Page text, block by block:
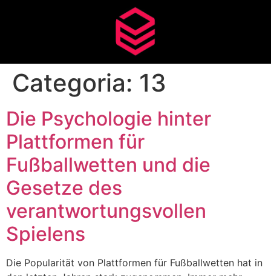
Categoria: 13
Die Psychologie hinter
Plattformen für
Fußballwetten und die
Gesetze des
verantwortungsvollen
Spielens
Die Popularität von Plattformen für Fußballwetten hat in